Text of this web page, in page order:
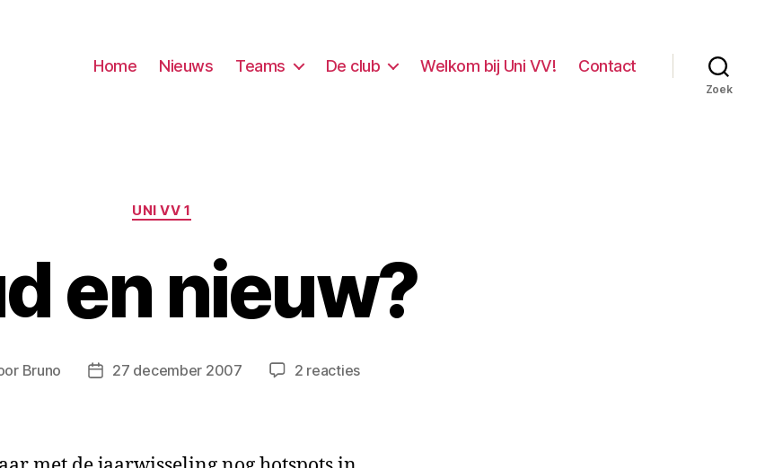
Home Nieuws Teams De club Welkom bij Uni VV! Contact
Zoek
Categorieën
UNI VV 1
en nieuw?
Bruno Berichtdatum
27 december 2007 2 reactiesop